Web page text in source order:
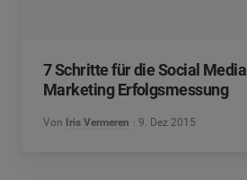
7 Schritte für die Social Media
Marketing Erfolgsmessung
Von Iris Vermeren 9. Dez 2015